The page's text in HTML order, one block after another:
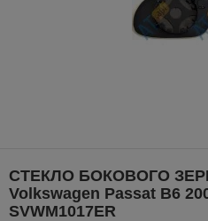
СТЕКЛО БОКОВОГО
Volkswagen Passat B6
SVWM1017ER